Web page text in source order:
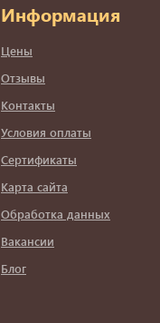
Информация
Цены
Отзывы
Контакты
Условия оплаты
Сертификаты
Карта сайта
Обработка данных
Вакансии
Блог